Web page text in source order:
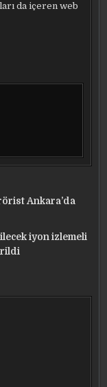
da içeren web
Ankara’da
iyon izlemeli